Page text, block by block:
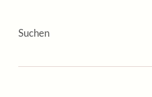
Suchen